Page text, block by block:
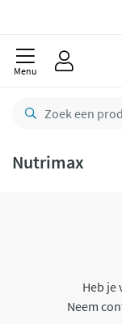
Menu
Nutrimax
Heb je
Neem